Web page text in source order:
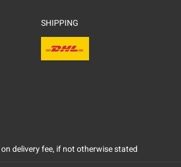
SHIPPING
delivery fee, if not otherwise stated